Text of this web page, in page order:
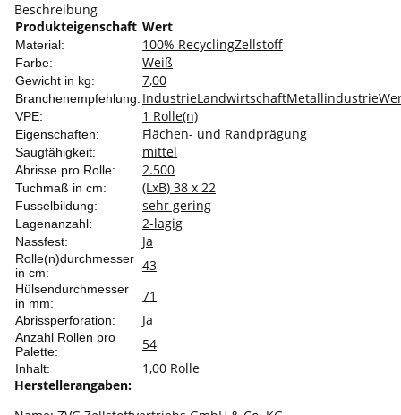
Beschreibung
Produkteigenschaft Wert
Material: 100% RecyclingZellstoff
Farbe: Weiß
Gewicht in kg: 7,00
Branchenempfehlung: IndustrieLandwirtschaftMetallindustrie
VPE: 1 Rolle(n)
Eigenschaften: Flächen- und Randprägung
Saugfähigkeit: mittel
Abrisse pro Rolle: 2.500
Tuchmaß in cm: (LxB) 38 x 22
Fusselbildung: sehr gering
Lagenanzahl: 2-lagig
Nassfest: Ja
Rolle(n)durchmesser
in cm:
43
Hülsendurchmesser
in mm:
71
Abrissperforation: Ja
Anzahl Rollen pro
Palette:
54
Inhalt:
1,00 Rolle
Herstellerangaben: